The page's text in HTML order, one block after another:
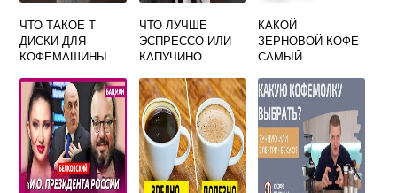
ЧТО ТАКОЕ Т
ДИСКИ ДЛЯ
КОФЕМАШИНЫ
ЧТО ЛУЧШЕ
ЭСПРЕССО ИЛИ
КАПУЧИНО
КАКОЙ
ЗЕРНОВОЙ КОФЕ
САМЫЙ
ВКУСНЫЙ